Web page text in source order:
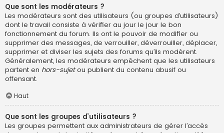
Que sont les modérateurs ?
Les modérateurs sont des utilisateurs (ou groupes d’utilisateurs)
dont le travail consiste à vérifier au jour le jour le bon
fonctionnement du forum. Ils ont le pouvoir de modifier ou
supprimer des messages, de verrouiller, déverrouiller, déplacer,
supprimer et diviser les sujets des forums qu’ils modèrent.
Généralement, les modérateurs empêchent que les utilisateurs
partent en hors-sujetou publient du contenu abusif ou
offensant.
Haut
Que sont les groupes d’utilisateurs ?
Les groupes permettent aux administrateurs de gérer l’accès